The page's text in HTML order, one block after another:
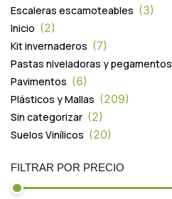
Escaleras escamoteables 3
Inicio 2
Kit invernaderos 7
Pastas niveladoras y pegamentos
Pavimentos 6
Plásticos y Mallas 209
Sin categorizar 2
Suelos Vinílicos 20
FILTRAR POR PRECIO